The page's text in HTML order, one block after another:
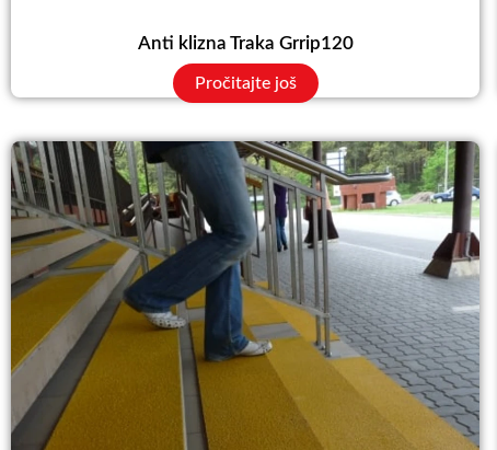
Anti klizna Traka Grrip120
Pročitajte još